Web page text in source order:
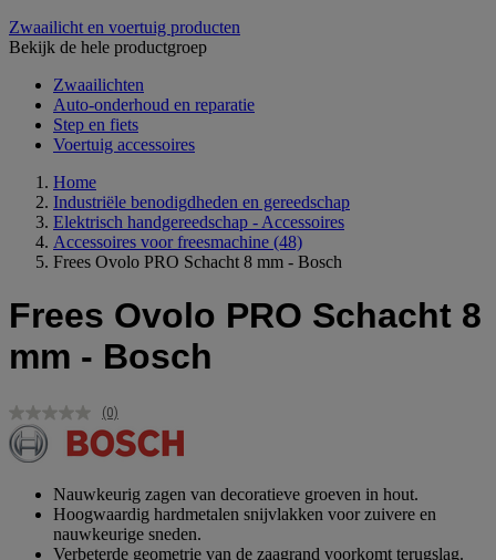
Zwaailicht en voertuig producten
Bekijk de hele productgroep
Zwaailichten
Auto-onderhoud en reparatie
Step en fiets
Voertuig accessoires
Home
Industriële benodigdheden en gereedschap
Elektrisch handgereedschap - Accessoires
Accessoires voor freesmachine (48)
Frees Ovolo PRO Schacht 8 mm - Bosch
Frees Ovolo PRO Schacht 8
mm - Bosch
Geen
scorewaarde.
Dezelfde
(0)
Nauwkeurig zagen van decoratieve groeven in hout.
Hoogwaardig hardmetalen snijvlakken voor zuivere en
nauwkeurige sneden.
Verbeterde geometrie van de zaagrand voorkomt terugslag.